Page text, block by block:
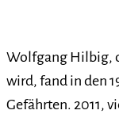
Wolfgang Hilbig,
wird, fand in den
Gefährten. 2011,